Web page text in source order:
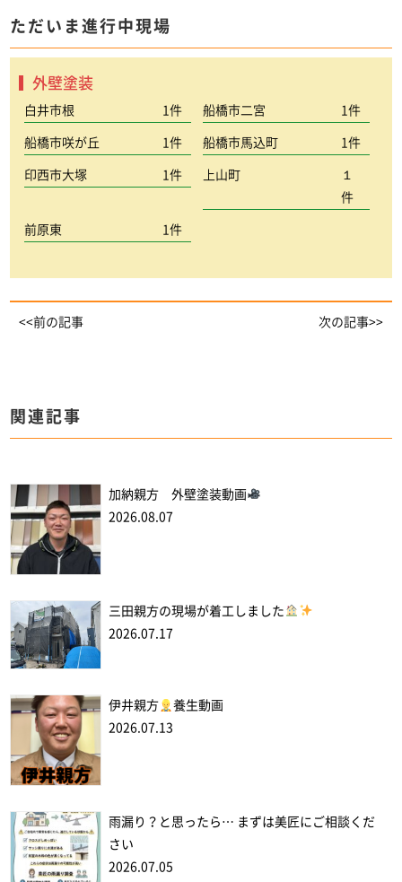
ただいま進行中現場
外壁塗装
白井市根 1件 船橋市二宮 1件
船橋市咲が丘 1件 船橋市馬込町 1件
印西市大塚 1件 上山町
１
件
前原東 1件
<<前の記事 次の記事>>
関連記事
加納親方 外壁塗装動画
2026.08.07
三田親方の現場が着工しました
2026.07.17
伊井親方
養生動画
2026.07.13
雨漏り？と思ったら… まずは美匠にご相談くだ
さい
2026.07.05